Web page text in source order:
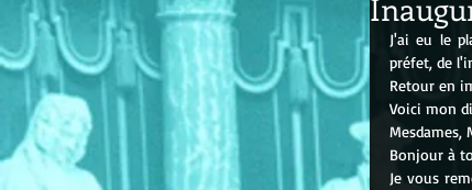
J'ai eu le
préfet, de
Retour en
Voici mon
Mesdames,
Bonjour à
Je vous